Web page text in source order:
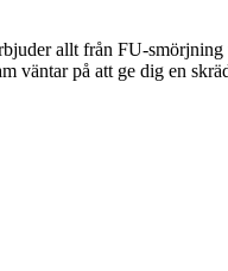
allt från FU-
väntar på att ge dig en